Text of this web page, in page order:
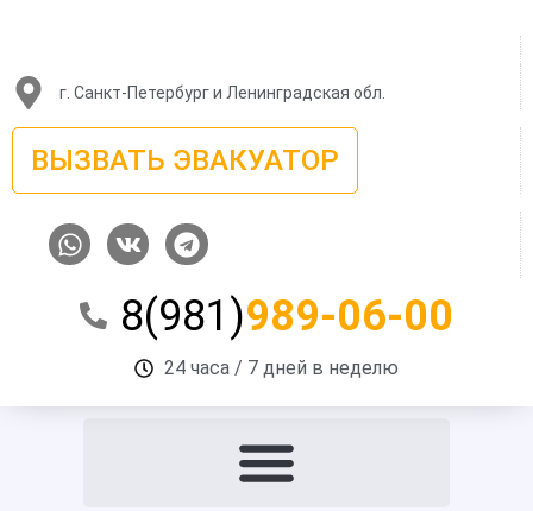
г. Санкт-Петербург и Ленинградская обл.
ВЫЗВАТЬ ЭВАКУАТОР
W
h
V
k
T
e
e
g
r
8(981)989-06-00
24 часа / 7 дней в неделю